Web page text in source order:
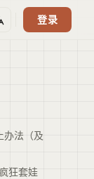
言 登录
办法（及
狂套娃